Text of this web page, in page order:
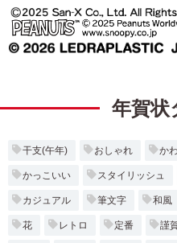
年賀状
干支(午年) おしゃれ か
かっこいい スタイリッシュ
カジュアル 筆文字 和風
花 レトロ 定番 謹